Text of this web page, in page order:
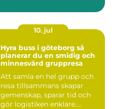
10. jul
Hyra buss i göteborg så
planerar du en smidig och
minnesvärd gruppresa
Att samla en hel grupp och
resa tillsammans skapar
gemenskap, sparar tid och
gör logistiken enklare....